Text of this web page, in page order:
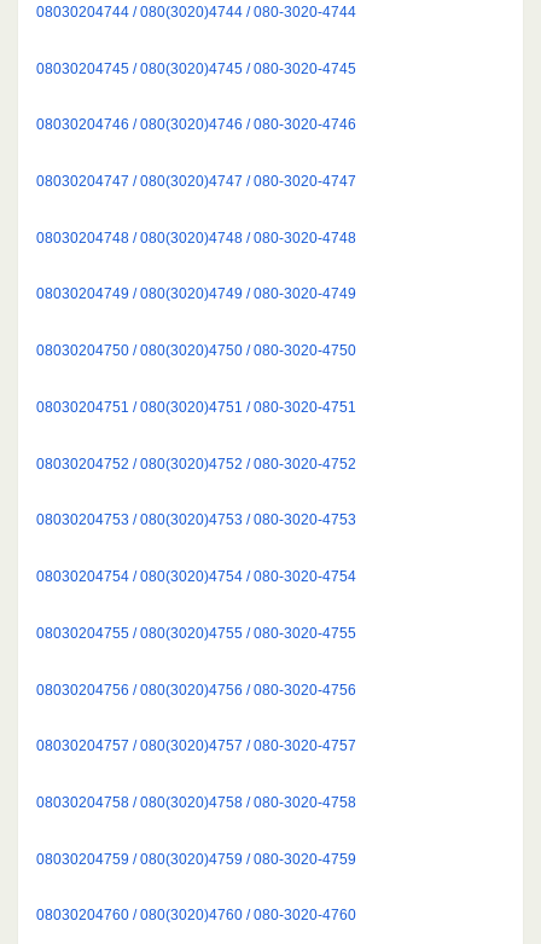
08030204744 / 080(3020)4744 / 080-3020-4744
08030204745 / 080(3020)4745 / 080-3020-4745
08030204746 / 080(3020)4746 / 080-3020-4746
08030204747 / 080(3020)4747 / 080-3020-4747
08030204748 / 080(3020)4748 / 080-3020-4748
08030204749 / 080(3020)4749 / 080-3020-4749
08030204750 / 080(3020)4750 / 080-3020-4750
08030204751 / 080(3020)4751 / 080-3020-4751
08030204752 / 080(3020)4752 / 080-3020-4752
08030204753 / 080(3020)4753 / 080-3020-4753
08030204754 / 080(3020)4754 / 080-3020-4754
08030204755 / 080(3020)4755 / 080-3020-4755
08030204756 / 080(3020)4756 / 080-3020-4756
08030204757 / 080(3020)4757 / 080-3020-4757
08030204758 / 080(3020)4758 / 080-3020-4758
08030204759 / 080(3020)4759 / 080-3020-4759
08030204760 / 080(3020)4760 / 080-3020-4760